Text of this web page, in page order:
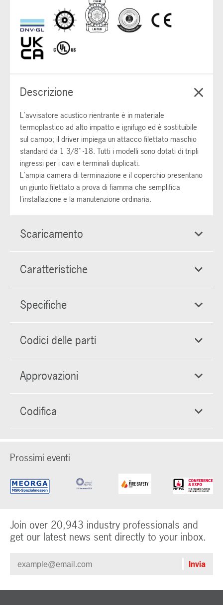
Descrizione
L'avvisatore acustico rientrante è in materiale
termoplastico ad alto impatto e ignifugo ed è sostituibile
sul campo; il driver impiega un attacco filettato maschio
standard da 1 3/8" -18. Tutti i modelli sono dotati di tripli
ingressi per i cavi e terminali duplicati.
L'ampia camera di terminazione e il coperchio presentano
un giunto filettato a prova di fiamma che semplifica
l'installazione e la manutenzione ordinaria.
Scaricamento
Caratteristiche
Specifiche
Codici delle parti
Approvazioni
Codifica
Prossimi eventi
Join over 20,943 industry professionals and
get our latest news sent directly to your inbox.